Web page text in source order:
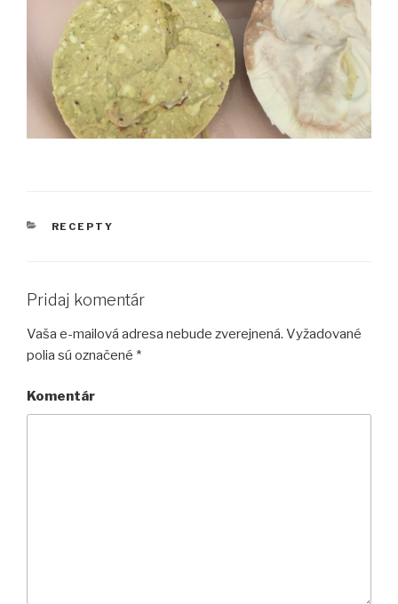
KATEGÓRIE
RECEPTY
Pridaj komentár
Vaša e-mailová adresa nebude zverejnená. Vyžadované
polia sú označené *
Komentár